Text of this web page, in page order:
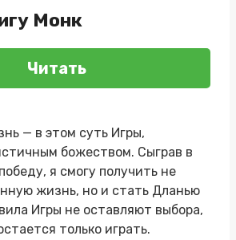
Монк
Читать
— в этом суть Игры,
божеством. Сыграв в
я смогу получить не
жизнь, но и стать Дланью
Игры не оставляют выбора,
только играть.